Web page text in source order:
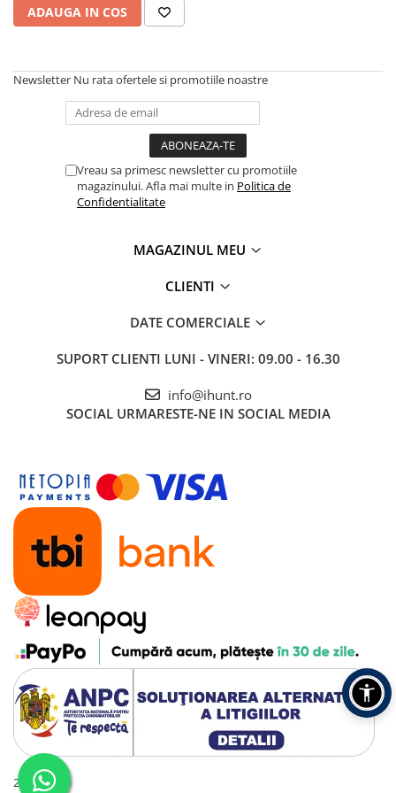
Mașini de Spălat Rufe
Roboți Geamuri
Roboți Gradină
Roboți Piscină
Uscătoare
Uscătoare Haine
Tablete Unihertz
Produse Blackview
Tablete Blackview
Casti Audio Blackview
Produse Fossibot
Telefoane Mobile Fossibot
Tablete Fossibot
Produse Oukitel
ADAUGA IN COS
Newsletter Nu rata ofertele si promotiile noastre
Vreau sa primesc newsletter cu promotiile
magazinului. Afla mai multe in Politica de
Confidentialitate
MAGAZINUL MEU
CLIENTI
DATE COMERCIALE
SUPORT CLIENTI LUNI - VINERI: 09.00 - 16.30
info@ihunt.ro
SOCIAL URMARESTE-NE IN SOCIAL MEDIA
2016 - 2026